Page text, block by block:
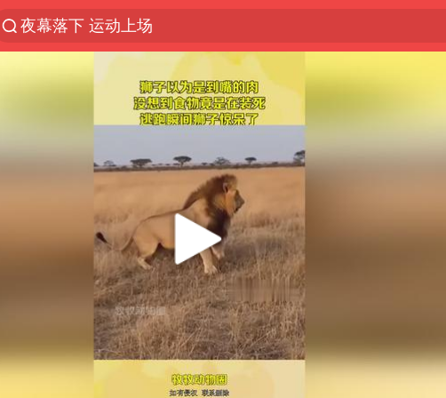
夜幕落下 运动上场
泰交通部副部长回应中国人遭歧视手势
改名后的“青海拉面”店
段绚竞因公牺牲 年仅44岁
1岁宝宝碰坏纸巾盒 宝妈被索赔924元
女子开一天一夜空调后二氧化碳中毒
男子结婚8年3个女儿均非亲生
“空调24小时开着更省电”不实
“不建议大家买深色蛋糕”
台风白海豚逼近 暴雨大暴雨来袭
男子杀人后逃进深山21年活得像野人